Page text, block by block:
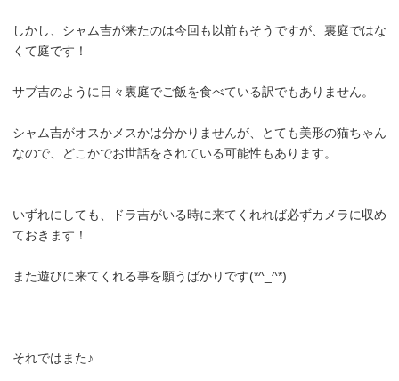
しかし、シャム吉が来たのは今回も以前もそうですが、裏庭ではな
くて庭です！
サブ吉のように日々裏庭でご飯を食べている訳でもありません。
シャム吉がオスかメスかは分かりませんが、とても美形の猫ちゃん
なので、どこかでお世話をされている可能性もあります。
いずれにしても、ドラ吉がいる時に来てくれれば必ずカメラに収め
ておきます！
また遊びに来てくれる事を願うばかりです(*^_^*)
それではまた♪